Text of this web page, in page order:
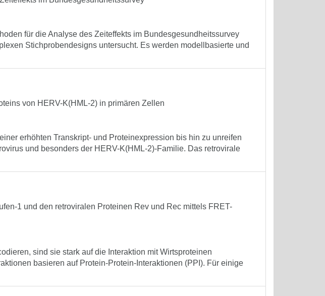
für die Analyse des Zeiteffekts im Bundesgesundheitssurvey
Stichprobendesigns untersucht. Es werden modellbasierte und
von HERV-K(HML-2) in primären Zellen
erhöhten Transkript- und Proteinexpression bis hin zu unreifen
und besonders der HERV-K(HML-2)-Familie. Das retrovirale
1 und den retroviralen Proteinen Rev und Rec mittels FRET-
sind sie stark auf die Interaktion mit Wirtsproteinen
basieren auf Protein-Protein-Interaktionen (PPI). Für einige